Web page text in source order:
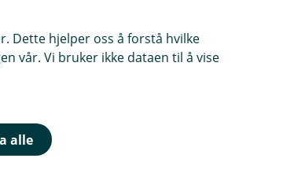
Våre priser
Dette hjelper oss å forstå hvilke
vår. Vi bruker ikke dataen til å vise
alle